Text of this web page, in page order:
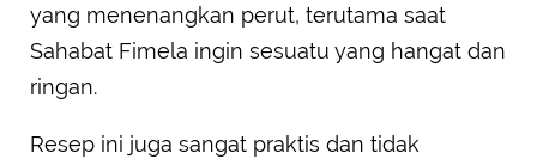
yang menenangkan perut, terutama saat
Sahabat Fimela ingin sesuatu yang hangat dan
ringan.
Resep ini juga sangat praktis dan tidak